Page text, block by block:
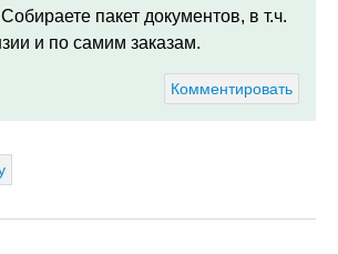
пакет документов, в т.ч.
и по самим заказам.
Комментировать